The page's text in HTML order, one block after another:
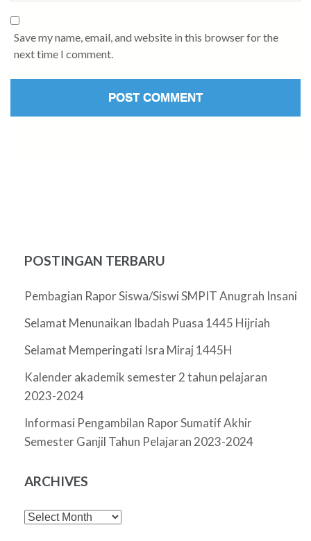
Save my name, email, and website in this browser for the
next time I comment.
POSTINGAN TERBARU
Pembagian Rapor Siswa/Siswi SMPIT Anugrah Insani
Selamat Menunaikan Ibadah Puasa 1445 Hijriah
Selamat Memperingati Isra Miraj 1445H
Kalender akademik semester 2 tahun pelajaran
2023-2024
Informasi Pengambilan Rapor Sumatif Akhir
Semester Ganjil Tahun Pelajaran 2023-2024
ARCHIVES
Archives